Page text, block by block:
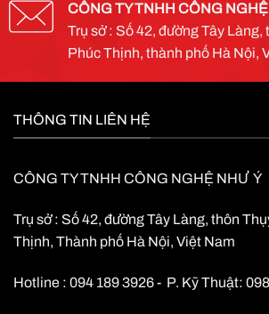
CÔNG TY TNHH CÔNG NGHỆ
Trụ sở : Số 42, đường Tây Làng,
Phúc Thịnh, thành phố Hà Nội,
THÔNG TIN LIÊN HỆ
CÔNG TY TNHH CÔNG NGHỆ NHƯ Ý
Trụ sở : Số 42, đường Tây Làng, thôn
Thịnh, Thành phố Hà Nội, Việt Nam
Hotline : 094 189 3926 - P. Kỹ Thuật: